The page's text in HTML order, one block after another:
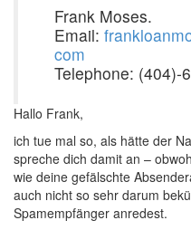
Frank Moses.
Email:
com
Telephone: (404)-
Hallo Frank,
ich tue mal so, als hätte der
spreche dich damit an –
wie deine gefälschte
auch nicht so sehr darum
Spamempfänger anredest.